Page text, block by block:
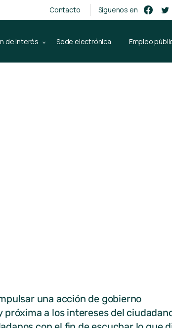
Contacto Síguenos en
de interés Sede electrónica Empleo
una acción de gobierno
a los intereses del